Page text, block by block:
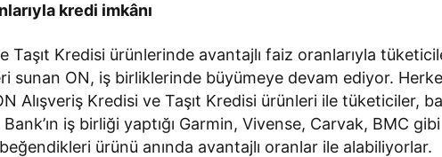
kredi imkânı
Taşıt Kredisi ürünlerinde avantajlı faiz oranlarıyla
sunan ON, iş birliklerinde büyümeye devam ediyor.
Alışveriş Kredisi ve Taşıt Kredisi ürünleri ile tüketiciler,
iş birliği yaptığı Garmin, Vivense, Carvak, BMC gibi
ürünü anında avantajlı oranlar ile alabiliyorlar.